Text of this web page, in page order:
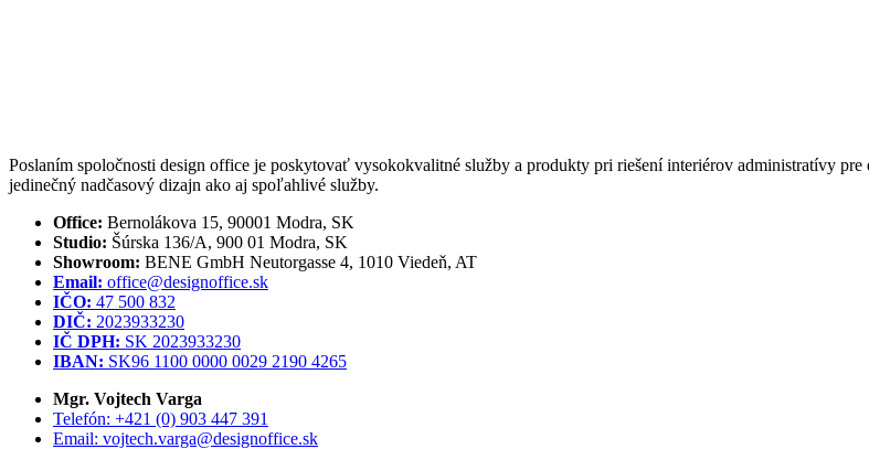
Poslaním spoločnosti design office je poskytovať vysokokvalitné služby a produkty pri riešení interiérov administratívy
jedinečný nadčasový dizajn ako aj spoľahlivé služby.
Office: Bernolákova 15, 90001 Modra, SK
Studio: Šúrska 136/A, 900 01 Modra, SK
Showroom: BENE GmbH Neutorgasse 4, 1010 Viedeň, AT
Email: office@designoffice.sk
IČO: 47 500 832
DIČ: 2023933230
IČ DPH: SK 2023933230
IBAN: SK96 1100 0000 0029 2190 4265
Mgr. Vojtech Varga
Telefón: +421 (0) 903 447 391
Email: vojtech.varga@designoffice.sk